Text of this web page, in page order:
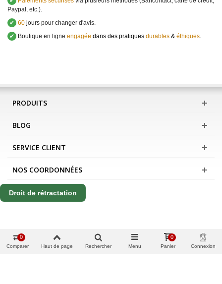
Paypal, etc.).
✔ 60 jours pour changer d'avis.
✔
Boutique en ligne engagée dans des pratiques durables & éthiques.
PRODUITS
BLOG
SERVICE CLIENT
NOS COORDONNÉES
Droit de rétractation
Comparer
0
Haut de page Rechercher Menu Panier
0
Connexion